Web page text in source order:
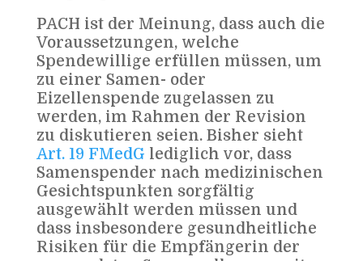
PACH ist der Meinung, dass auch die
Voraussetzungen, welche
Spendewillige erfüllen müssen, um
zu einer Samen- oder
Eizellenspende zugelassen zu
werden, im Rahmen der Revision
zu diskutieren seien. Bisher sieht
Art. 19 FMedG lediglich vor, dass
Samenspender nach medizinischen
Gesichtspunkten sorgfältig
ausgewählt werden müssen und
dass insbesondere gesundheitliche
Risiken für die Empfängerin der